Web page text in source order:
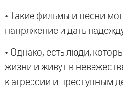
• Такие фильмы и песни
напряжение и дать
• Однако, есть люди,
жизни и живут в
к агрессии и преступным